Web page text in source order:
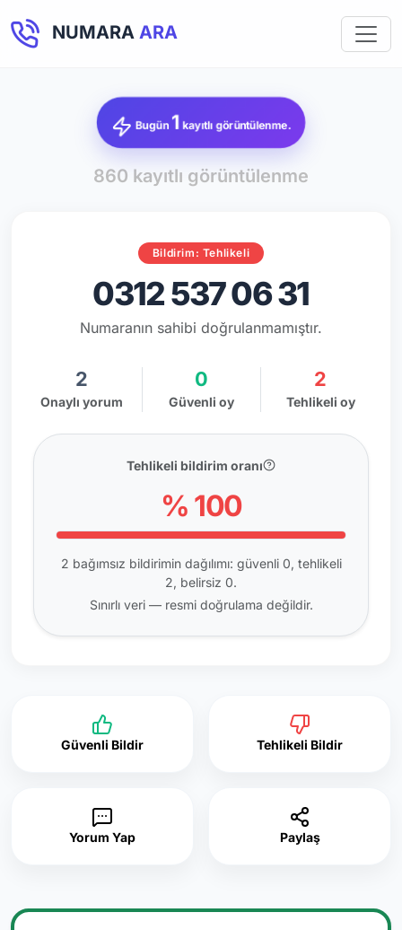
NUMARA ARA
Bugün 1 kayıtlı görüntülenme.
860 kayıtlı görüntülenme
Bildirim: Tehlikeli
0312 537 06 31
Numaranın sahibi doğrulanmamıştır.
2
Onaylı yorum
0
Güvenli oy
2
Tehlikeli oy
Tehlikeli bildirim oranı
% 100
2 bağımsız bildirimin dağılımı: güvenli 0, tehlikeli
2, belirsiz 0.
Sınırlı veri — resmi doğrulama değildir.
Güvenli Bildir Tehlikeli Bildir
Yorum Yap Paylaş